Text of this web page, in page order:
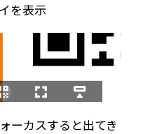
を表示
ーカスすると出てき